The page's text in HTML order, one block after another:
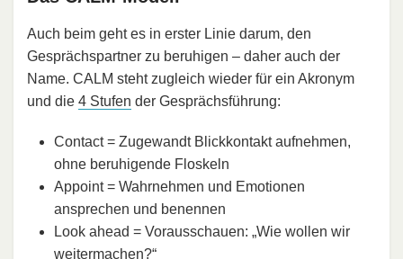
Auch beim geht es in erster Linie darum, den
Gesprächspartner zu beruhigen – daher auch der
Name. CALM steht zugleich wieder für ein Akronym
und die 4 Stufen der Gesprächsführung:
Contact = Zugewandt Blickkontakt aufnehmen,
ohne beruhigende Floskeln
Appoint = Wahrnehmen und Emotionen
ansprechen und benennen
Look ahead = Vorausschauen: „Wie wollen wir
weitermachen?“